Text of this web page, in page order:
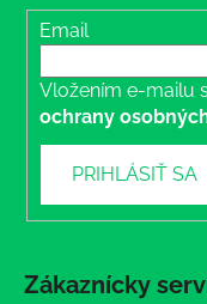
Email
Vložením e-mailu
ochrany
PRIHLÁSIŤ SA
Zákaznícky